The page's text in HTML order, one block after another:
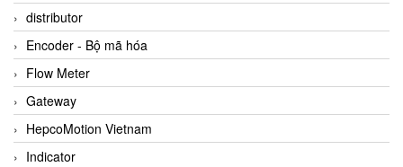
distributor
Encoder - Bộ mã hóa
Flow Meter
Gateway
HepcoMotion Vietnam
Indicator